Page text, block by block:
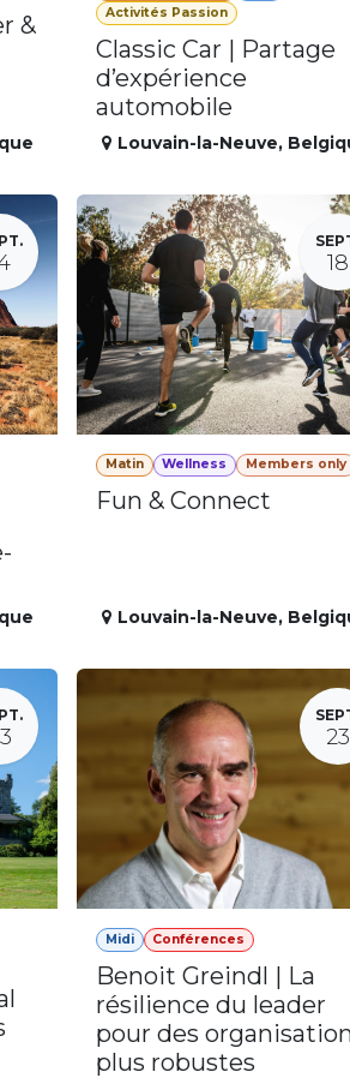
&
Activités Passion
Classic Car | Partage
d’expérience
automobile
Louvain-la-Neuve,
18
Matin Wellness Members only
Fun & Connect
Louvain-la-Neuve,
23
Midi Conférences
Benoit Greindl | La
résilience du leader
pour des
plus robustes